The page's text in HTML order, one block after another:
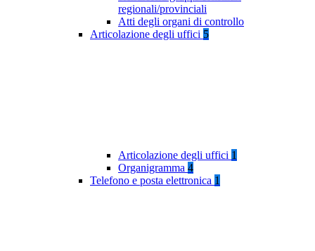
regionali/provinciali
Atti degli organi di controllo
Articolazione degli uffici 5
Articolazione degli uffici 1
Organigramma 4
Telefono e posta elettronica 1